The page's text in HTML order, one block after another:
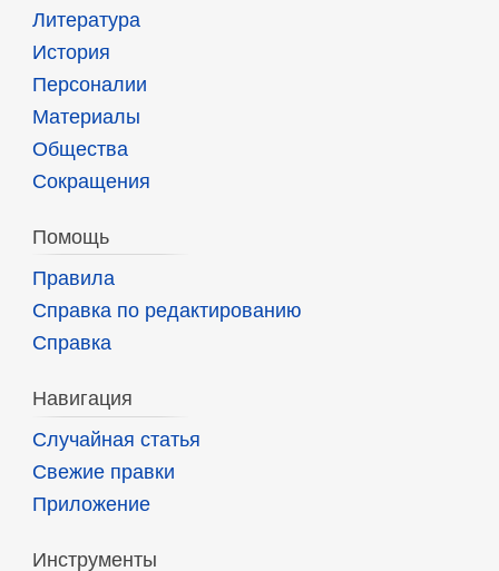
Литература
История
Персоналии
Материалы
Общества
Сокращения
Помощь
Правила
Справка по редактированию
Справка
Навигация
Случайная статья
Свежие правки
Приложение
Инструменты